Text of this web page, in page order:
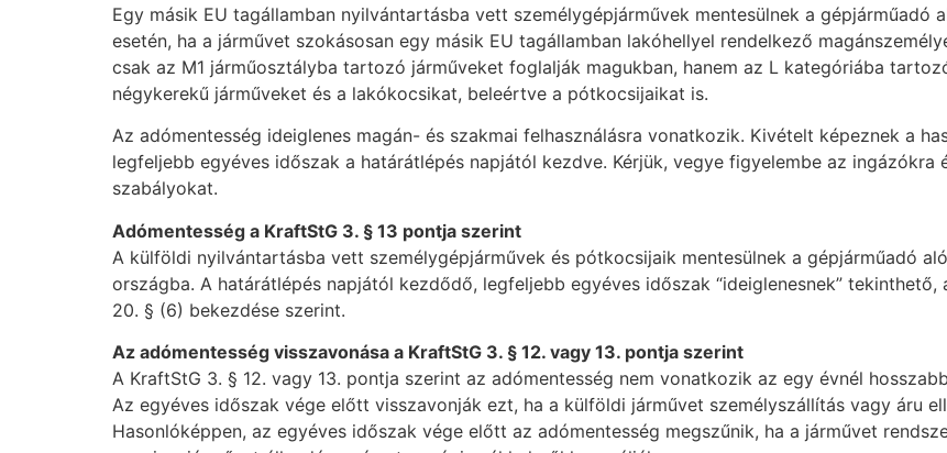
Egy másik EU tagállamban nyilvántartásba vett személygépjárművek mentesülnek a
esetén, ha a járművet szokásosan egy másik EU tagállamban lakóhellyel rendelkező
csak az M1 járműosztályba tartozó járműveket foglalják magukban, hanem az L kategóriába
négykerekű járműveket és a lakókocsikat, beleértve a pótkocsijaikat is.
Az adómentesség ideiglenes magán- és szakmai felhasználásra vonatkozik. Kivételt képeznek a
legfeljebb egyéves időszak a határátlépés napjától kezdve. Kérjük, vegye figyelembe az
szabályokat.
Adómentesség a KraftStG 3. § 13 pontja szerint
A külföldi nyilvántartásba vett személygépjárművek és pótkocsijaik mentesülnek a gépjárműadó
országba. A határátlépés napjától kezdődő, legfeljebb egyéves időszak “ideiglenesnek”
20. § (6) bekezdése szerint.
Az adómentesség visszavonása a KraftStG 3. § 12. vagy 13. pontja szerint
A KraftStG 3. § 12. vagy 13. pontja szerint az adómentesség nem vonatkozik az egy évnél
Az egyéves időszak vége előtt visszavonják ezt, ha a külföldi járművet személyszállítás vagy áru
Hasonlóképpen, az egyéves időszak vége előtt az adómentesség megszűnik, ha a járművet